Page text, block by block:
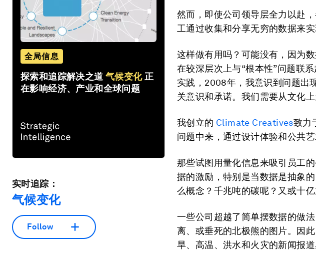
全局信息
探索和追踪解决之道 气候变化 正
在影响经济、产业和全球问题
实时追踪：
气候变化
Follow
然而，即使公司领导层全力以赴
工通过收集和分享无穷的数据来实
这样做有用吗？可能没有，因为
在较深层次上与“根本性”问题联
实践，2008年，我意识到问题出
关意识和承诺。我们需要从文化
我创立的 Climate Creatives致力
问题中来，通过设计体验和公共
那些试图用量化信息来吸引员工
据的激励，特别是当数据是抽象
么概念？千兆吨的碳呢？又或十
一些公司超越了简单摆数据的做
离、或垂死的北极熊的图片。因
旱、高温、洪水和火灾的新闻报